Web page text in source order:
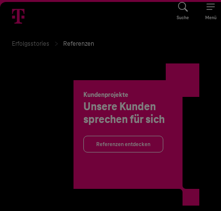
Suche Menü
Erfolgsstories Referenzen
Kundenprojekte
Unsere Kunden
sprechen für sich
Referenzen entdecken